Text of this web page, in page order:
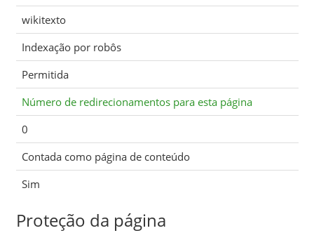
wikitexto
Indexação por robôs
Permitida
Número de redirecionamentos para esta página
0
Contada como página de conteúdo
Sim
Proteção da página